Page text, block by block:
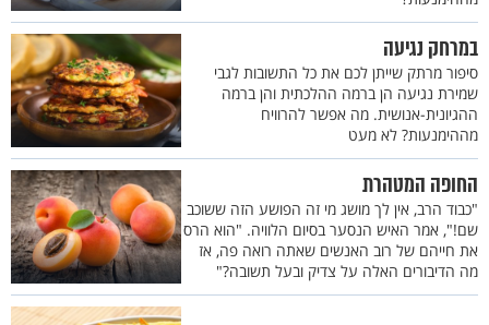
במרחק נגיעה
סיפור מרתק שייתן לכם את כל התשובות לגבי
שמירת נגיעה הן ברמה ההלכתית והן ברמה
ההגיונית-אנושית. מה אפשר להרוויח
מההימנעות? לא מעט
החופה המטהרת
"כבוד הרב, אין לך מושג מי זה הפושע הזה ששוכב
שם!", אמר האיש הנסער בסיום הלוויה. "הוא הרס
את חייהם של רוב האנשים שאתה רואה פה, אז
מה הדיבורים האלה על צדיק ובעל תשובה?"